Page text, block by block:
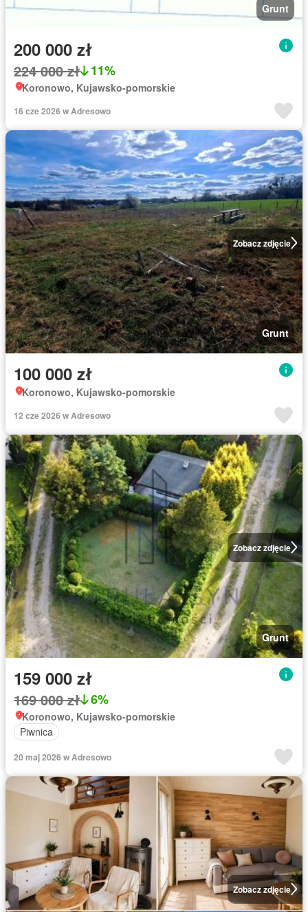
Grunt
200 000 zł
224 000 zł 11%
Koronowo, Kujawsko-pomorskie
16 cze 2026 w Adresowo
Zobacz zdjęcie
Grunt
100 000 zł
Koronowo, Kujawsko-pomorskie
12 cze 2026 w Adresowo
Zobacz zdjęcie
Grunt
159 000 zł
169 000 zł 6%
Koronowo, Kujawsko-pomorskie
Piwnica
20 maj 2026 w Adresowo
Zobacz zdjęcie